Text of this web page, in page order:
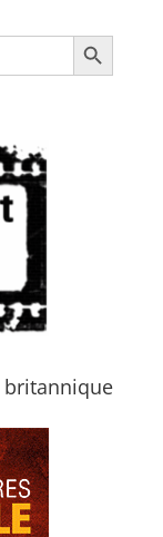
Search Button
britannique